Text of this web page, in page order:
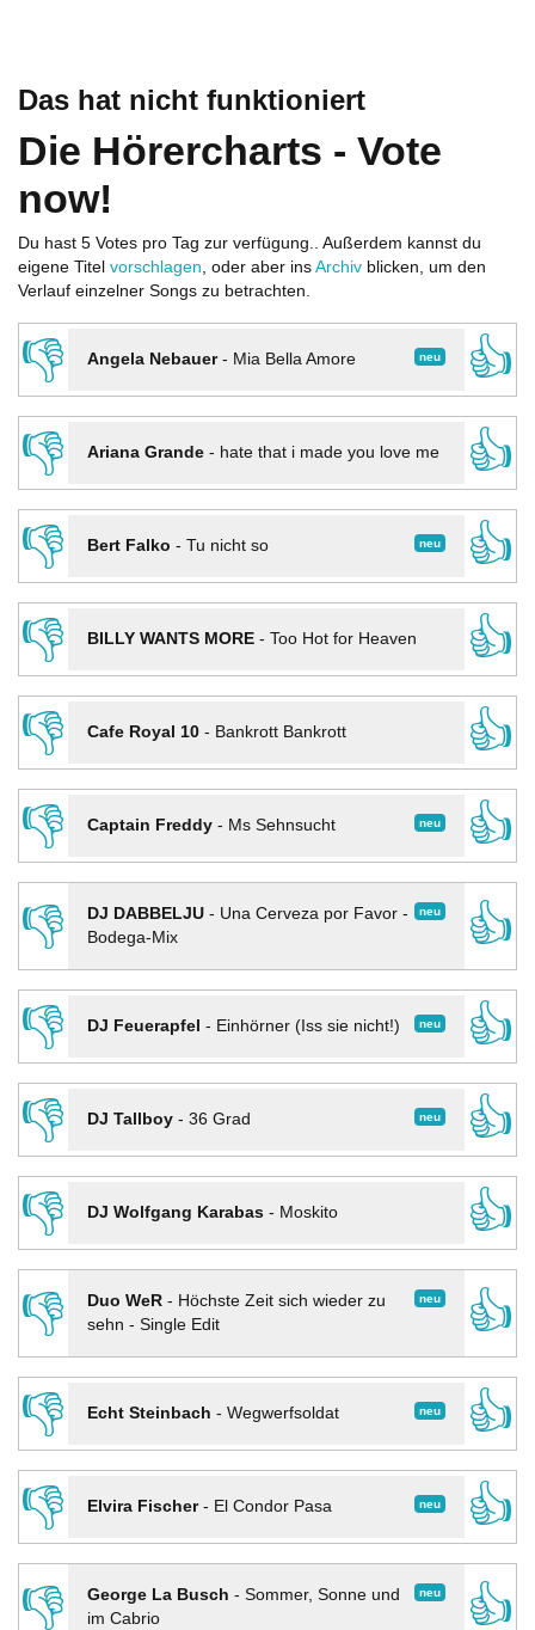
Das hat nicht funktioniert
Die Hörercharts - Vote
now!
Du hast 5 Votes pro Tag zur verfügung.. Außerdem kannst du
eigene Titel vorschlagen, oder aber ins Archiv blicken, um den
Verlauf einzelner Songs zu betrachten.
👎 neu
Angela Nebauer- Mia Bella Amore
👍
👎
Ariana Grande- hate that i made you love me
👍
👎
neu
Bert Falko - Tu nicht so
👍
👎
BILLY WANTS MORE- Too Hot for Heaven
👍
👎
Cafe Royal 10- Bankrott Bankrott
👍
👎
neu
Captain Freddy- Ms Sehnsucht
👍
👎
neu
DJ DABBELJU- Una Cerveza por Favor -
Bodega-Mix
👍
👎
neu
DJ Feuerapfel - Einhörner (Iss sie nicht!)
👍
👎
neu
DJ Tallboy- 36 Grad
👍
👎
DJ Wolfgang Karabas- Moskito
👍
👎
neu
Duo WeR- Höchste Zeit sich wieder zu
sehn - Single Edit
👍
👎
neu
Echt Steinbach - Wegwerfsoldat
👍
👎
neu
Elvira Fischer- El Condor Pasa
👍
👎
neu
George La Busch - Sommer, Sonne und
im Cabrio
👍